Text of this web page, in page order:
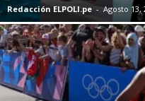
Redacción ELPOLI.pe - Agosto 13,